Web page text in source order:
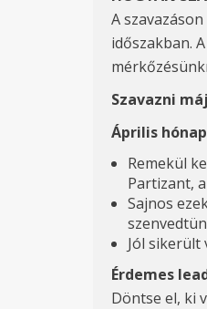
A
időszakban.
Szavazni
Április
Remekül
Partizant,
Sajnos
Jól sikerült
Érdemes
Döntse el, ki